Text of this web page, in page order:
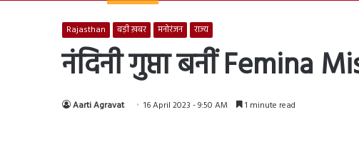
Rajasthan बड़ी ख़बर मनोरंजन राज्य
नंदिनी गुप्ता बनीं Femina
Aarti Agravat 16 April 2023 - 9:50 AM 1 minute read